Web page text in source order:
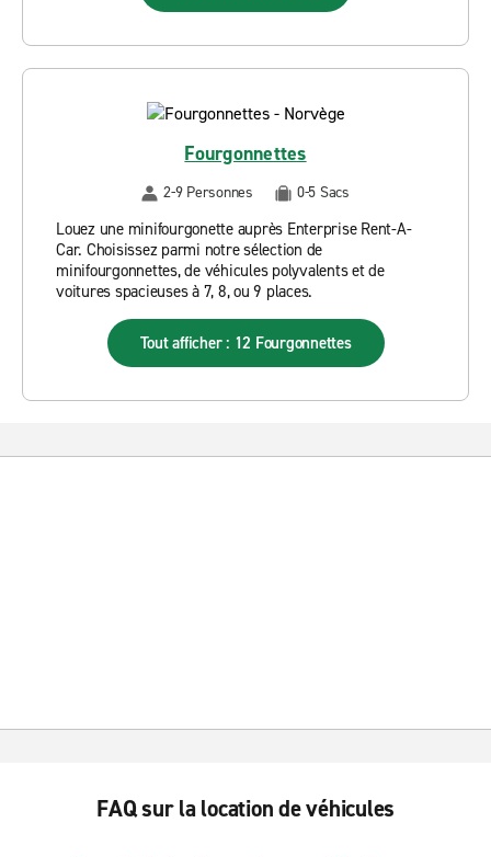
Fourgonnettes
2-9 Personnes 0-5 Sacs
Louez une minifourgonette auprès Enterprise Rent-A-
Car. Choisissez parmi notre sélection de
minifourgonnettes, de véhicules polyvalents et de
voitures spacieuses à 7, 8, ou 9 places.
Tout afficher : 12 Fourgonnettes
FAQ sur la location de véhicules